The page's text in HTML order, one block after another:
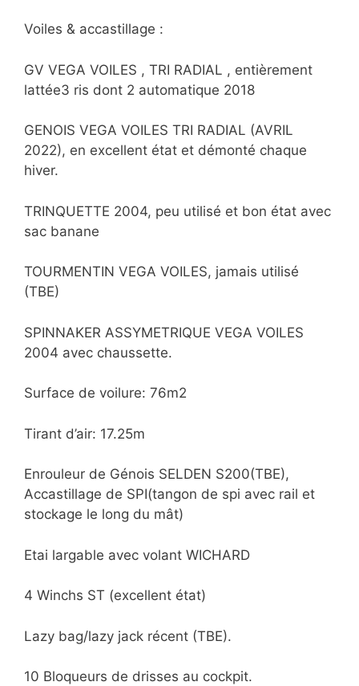
Voiles & accastillage :
GV VEGA VOILES , TRI RADIAL , entièrement
lattée3 ris dont 2 automatique 2018
GENOIS VEGA VOILES TRI RADIAL (AVRIL
2022), en excellent état et démonté chaque
hiver.
TRINQUETTE 2004, peu utilisé et bon état avec
sac banane
TOURMENTIN VEGA VOILES, jamais utilisé
(TBE)
SPINNAKER ASSYMETRIQUE VEGA VOILES
2004 avec chaussette.
Surface de voilure: 76m2
Tirant d’air: 17.25m
Enrouleur de Génois SELDEN S200(TBE),
Accastillage de SPI(tangon de spi avec rail et
stockage le long du mât)
Etai largable avec volant WICHARD
4 Winchs ST (excellent état)
Lazy bag/lazy jack récent (TBE).
10 Bloqueurs de drisses au cockpit.